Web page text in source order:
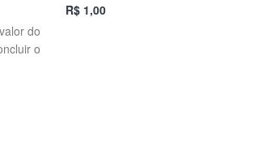
do
o
R$ 1,00